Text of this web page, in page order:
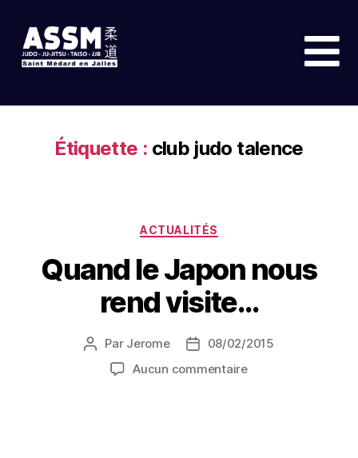
Étiquette : club judo talence
ACTUALITÉS
Quand le Japon nous
rend visite…
Par Jerome
08/02/2015
Aucun commentaire